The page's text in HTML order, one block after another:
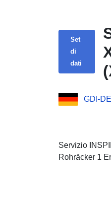
Set
di
dati
GDI-DE
Servizio
Rohräcker 1